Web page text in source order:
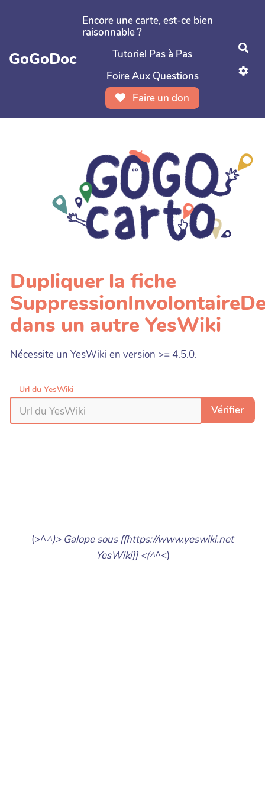
Aller au contenu principal
GoGoDoc
Encore une carte, est-ce bien
raisonnable ?
Tutoriel Pas à Pas
Foire Aux Questions
Faire un don
Dupliquer la fiche
dans un autre YesWiki
Nécessite un YesWiki en version >= 4.5.0.
Url du YesWiki
Vérifier
(>^^)> Galope sous [[https://www.yeswiki.net
YesWiki]] <(^^<)